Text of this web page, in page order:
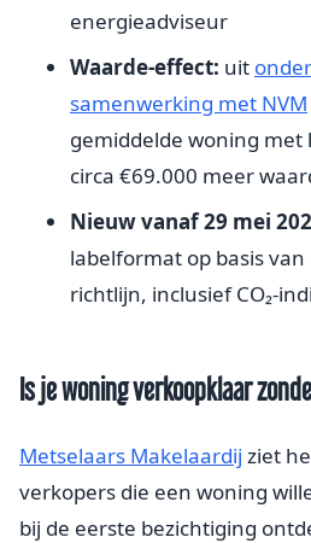
energieadviseur
Waarde-effect: uit
samenwerking met NVM
gemiddelde woning met
circa €69.000 meer
Nieuw vanaf 29 mei
labelformat op basis van
richtlijn, inclusief CO₂-
Is je woning verkoopklaar
Metselaars Makelaardij ziet
verkopers die een woning
bij de eerste bezichtiging